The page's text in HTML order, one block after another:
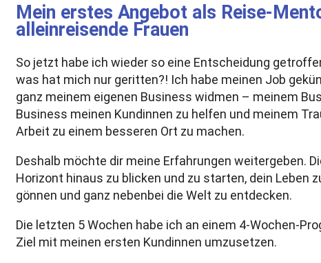
Mein erstes Angebot als Reise-
alleinreisende Frauen
So jetzt habe ich wieder so eine Entscheidung
was hat mich nur geritten?! Ich habe meinen Job
ganz meinem eigenen Business widmen – meinem
Business meinen Kundinnen zu helfen und meinem
Arbeit zu einem besseren Ort zu machen.
Deshalb möchte dir meine Erfahrungen weitergeben.
Horizont hinaus zu blicken und zu starten, dein Leben
gönnen und ganz nebenbei die Welt zu entdecken.
Die letzten 5 Wochen habe ich an einem 4-Wochen-
Ziel mit meinen ersten Kundinnen umzusetzen.